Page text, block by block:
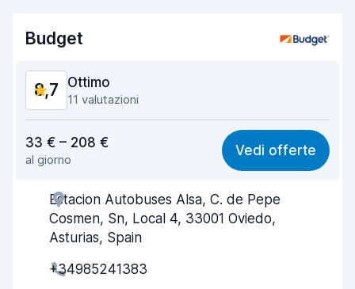
Budget
8,7 Ottimo
11 valutazioni
7,9
Facile da trovare 9,0
Gentilezza degli agenti
Rapidità del ritiro
Rapidità della riconsegna
33 € – 208 €
al giorno
Vedi offerte
Estacion Autobuses Alsa, C. de Pepe
Cosmen, Sn, Local 4, 33001 Oviedo,
Asturias, Spain
+34985241383